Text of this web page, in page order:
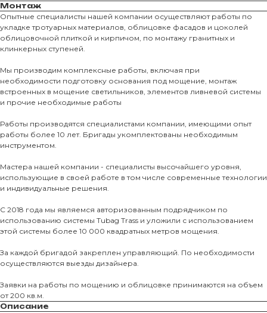
Монтаж
Опытные специалисты нашей компании осуществляют работы по
укладке тротуарных материалов, облицовке фасадов и цоколей
облицовочной плиткой и кирпичом, по монтажу гранитных и
клинкерных ступеней.
Мы производим комплексные работы, включая при
необходимости подготовку основания под мощение, монтаж
встроенных в мощение светильников, элементов ливневой системы
и прочие необходимые работы
Работы производятся специалистами компании, имеющими опыт
работы более 10 лет. Бригады укомплектованы необходимым
инструментом.
Мастера нашей компании - специалисты высочайшего уровня,
использующие в своей работе в том числе современные технологии
и индивидуальные решения.
С 2018 года мы являемся авторизованным подрядчиком по
использованию системы Tubag Trass и уложили с использованием
этой системы более 10 000 квадратных метров мощения.
За каждой бригадой закреплен управляющий. По необходимости
осуществляются выезды дизайнера.
Заявки на работы по мощению и облицовке принимаются на объем
от 200 кв.м.
Описание
ПОМОЩЬ
О КОМПАНИИ
Навесы,